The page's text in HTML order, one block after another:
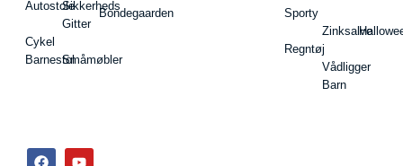
Autostole
Cykel
Barnestol
Sikkerheds
Gitter
Småmøbler
Bondegaarden Sporty
Regntøj
Zinksalve
Vådligger
Barn